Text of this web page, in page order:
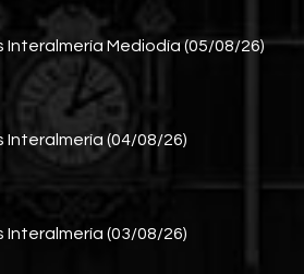
Interalmería Mediodía (05/08/26)
Interalmería (04/08/26)
Interalmería (03/08/26)